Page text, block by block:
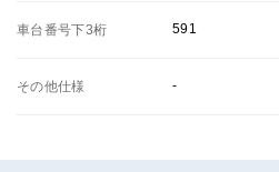
車台番号下3桁 591
その他仕様 -